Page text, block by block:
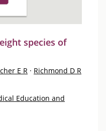
species of
E R · Richmond D R
Education and